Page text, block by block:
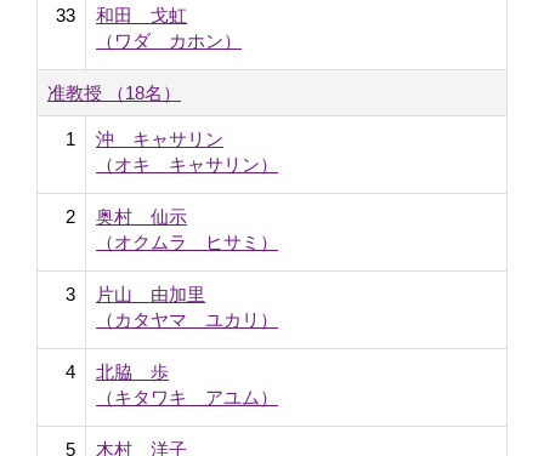
33
和田 戈虹
（ワダ カホン）
准教授 （18名）
1
沖 キャサリン
（オキ キャサリン）
2
奥村 仙示
（オクムラ ヒサミ）
3
片山 由加里
（カタヤマ ユカリ）
4
北脇 歩
（キタワキ アユム）
5 木村 洋子